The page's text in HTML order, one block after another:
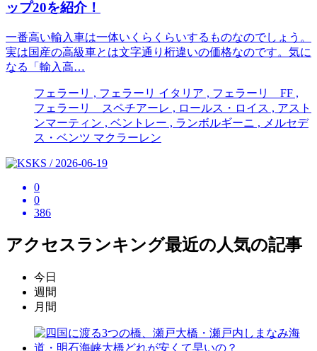
ップ20を紹介！
一番高い輸入車は一体いくらくらいするものなのでしょう。
実は国産の高級車とは文字通り桁違いの価格なのです。気に
なる「輸入高…
フェラーリ , フェラーリ イタリア , フェラーリ FF ,
フェラーリ スペチアーレ , ロールス・ロイス , アスト
ンマーティン , ベントレー , ランボルギーニ , メルセデ
ス・ベンツ マクラーレン
KS / 2026-06-19
0
0
386
アクセスランキング最近の人気の記事
今日
週間
月間